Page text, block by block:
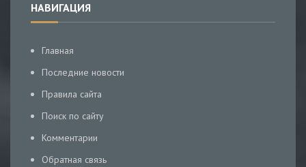
НАВИГАЦИЯ
Главная
Последние новости
Правила сайта
Поиск по сайту
Комментарии
Обратная связь